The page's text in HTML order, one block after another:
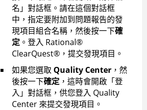
名」對話框。請在這個對話框
中，指定要附加到問題報告的發
現項目組合名稱，然後按一下確
定 。登入 Rational®
ClearQuest® ，提交發現項目。
如果您選取 Quality Center ，然
後按一下確定 ，這時會開啟「登
入」對話框，供您登入 Quality
Center 來提交發現項目。